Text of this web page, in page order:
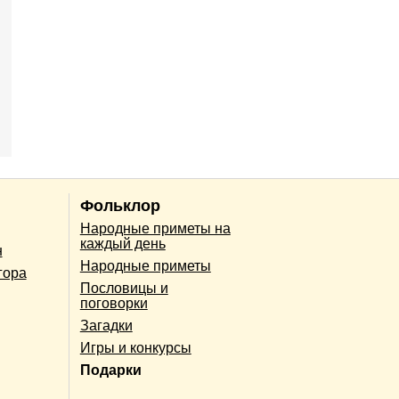
Фольклор
Народные приметы на
каждый день
Народные приметы
Пословицы и
поговорки
Загадки
Игры и конкурсы
Подарки